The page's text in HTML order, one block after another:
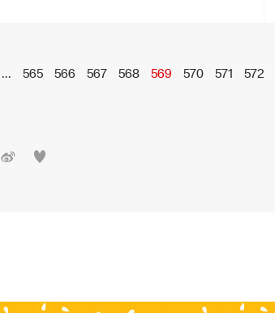
... 565 566 567 568 569 570 571 572
 